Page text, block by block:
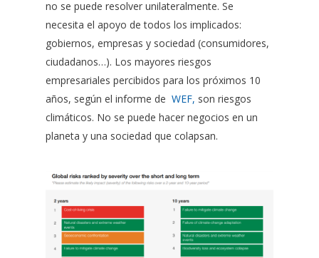
no se puede resolver unilateralmente. Se
necesita el apoyo de todos los implicados:
gobiernos, empresas y sociedad (consumidores,
ciudadanos…). Los mayores riesgos
empresariales percibidos para los próximos 10
años, según el informe de WEF, son riesgos
climáticos. No se puede hacer negocios en un
planeta y una sociedad que colapsan.